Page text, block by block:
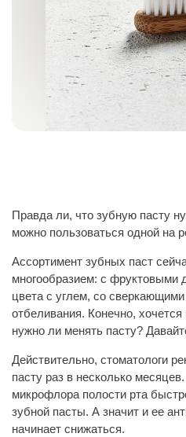
Правда ли, что зубную пасту
можно пользоваться одной на
Ассортимент зубных паст
многообразием: с фруктовыми
цвета с углем, со
отбеливания. Конечно,
нужно ли менять пасту?
Действительно, стоматологи
пасту раз в несколько
микрофлора полости рта
зубной пасты. А значит и ее
начинает снижаться.